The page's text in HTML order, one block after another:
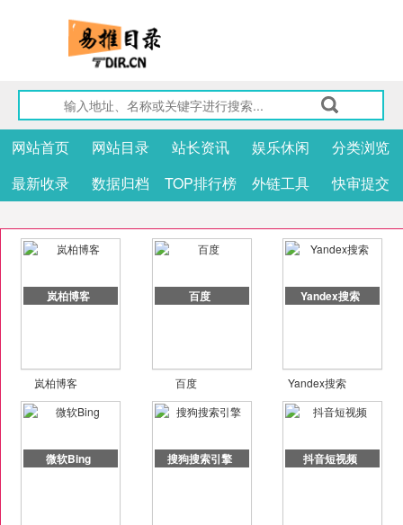
网站首页 网站目录 站长资讯 娱乐休闲
分类浏览
最新收录
数据归档 TOP排行榜 外链工具 快审提交
岚柏博客
岚柏博客
百度
百度
Yandex搜索
Yandex搜索
微软Bing 搜狗搜索引擎 抖音短视频